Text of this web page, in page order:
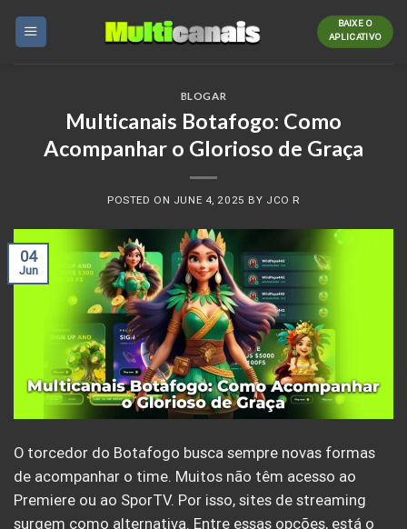
BAIXE O
APLICATIVO
BLOGAR
Multicanais Botafogo: Como
Acompanhar o Glorioso de Graça
POSTED ON JUNE 4, 2025 BY JCO R
04
Jun
O torcedor do Botafogo busca sempre novas formas
de acompanhar o time. Muitos não têm acesso ao
Premiere ou ao SporTV. Por isso, sites de streaming
surgem como alternativa. Entre essas opções, está o